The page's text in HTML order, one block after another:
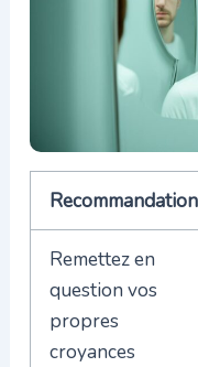
Recommandation
Remettez en
question vos
propres
croyances